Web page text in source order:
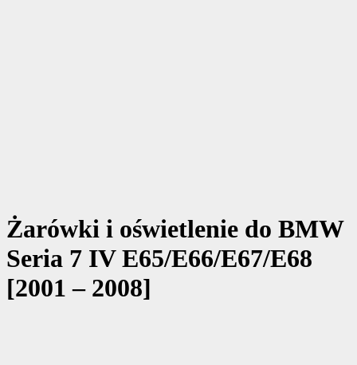
Żarówki i oświetlenie do BMW
Seria 7 IV E65/E66/E67/E68
[2001 – 2008]